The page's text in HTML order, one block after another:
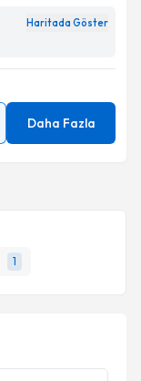
1
Haritada Göster
Daha Fazla